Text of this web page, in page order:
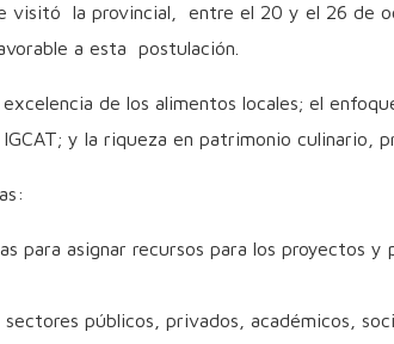
visitó la provincial, entre el 20 y el 26 de
a esta postulación.
de los alimentos locales; el
y la riqueza en patrimonio culinario,
para asignar recursos para los proyectos y
públicos, privados, académicos,